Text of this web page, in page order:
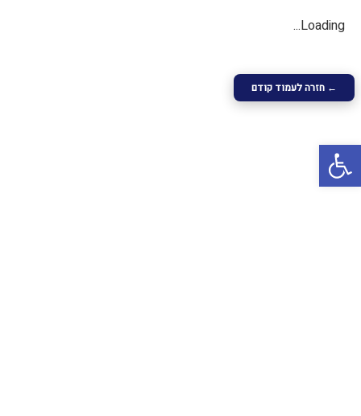
Loading...
← חזרה לעמוד קודם
פתח סרגל נגישות